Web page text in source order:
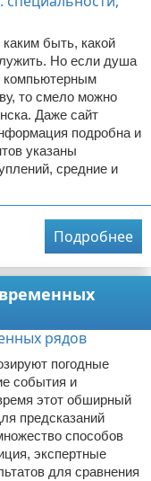
быть, какой
Но если душа
компьютерным
то смело можно
Даже сайт
подробна и
указаны
средние и
Подробнее
погодные
события и
этот обширный
предсказаний
способов
экспертные
для сравнения